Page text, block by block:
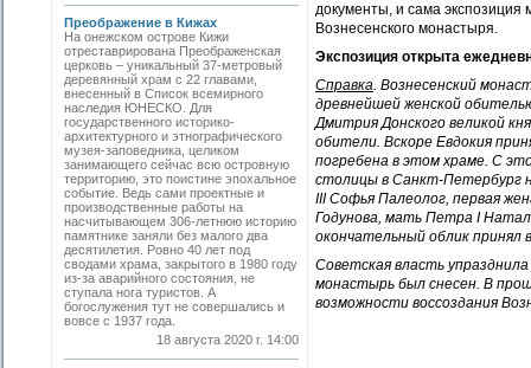
Преображение в Кижах
На онежском острове Кижи
отреставрирована Преображенская
церковь – уникальный 37-метровый
деревянный храм с 22 главами,
внесенный в Список всемирного
наследия ЮНЕСКО. Для
государственного историко-
архитектурного и этнографического
музея-заповедника, целиком
занимающего сейчас всю островную
территорию, это поистине эпохальное
событие. Ведь сами проектные и
производственные работы на
насчитывающем 306-летнюю историю
памятнике заняли без малого два
десятилетия. Ровно 40 лет под
сводами храма, закрытого в 1980 году
из-за аварийного состояния, не
ступала нога туристов. А
богослужения тут не совершались и
вовсе с 1937 года.
18 августа 2020 г. 14:00
документы, и сама экспозиция
Вознесенского монастыря.
Экспозиция открыта
Справка. Вознесенский
древнейшей женской
Дмитрия Донского великой
обители. Вскоре Евдокия
погребена в этом храме. С
столицы в Санкт-Петербург
III Софья Палеолог, первая
Годунова, мать Петра I
окончательный облик принял
Советская власть
монастырь был снесен. В
возможности воссоздания